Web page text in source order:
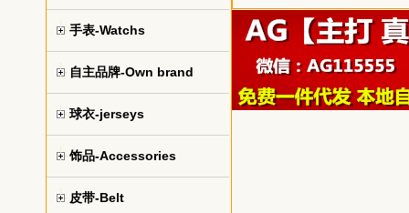
手表-Watchs
自主品牌-Own brand
球衣-jerseys
饰品-Accessories
皮带-Belt